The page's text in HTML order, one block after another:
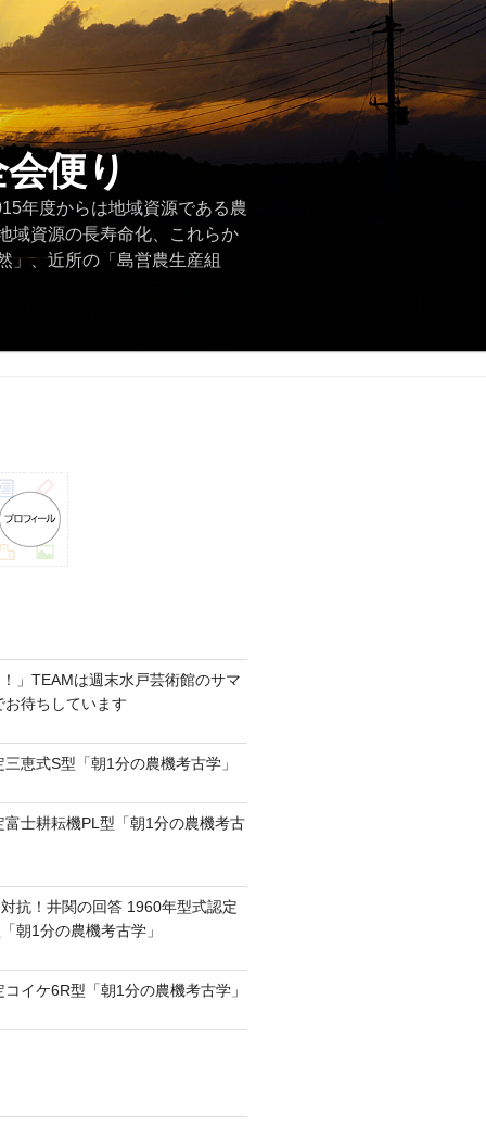
便り
年度からは地域資源である農
域資源の長寿命化、これらか
」、近所の「島営農生産組
」TEAMは週末水戸芸術館のサマ
待ちしています
恵式S型「朝1分の農機考古学」
士耕耘機PL型「朝1分の農機考古
抗！井関の回答 1960年型式認定
朝1分の農機考古学」
イケ6R型「朝1分の農機考古学」